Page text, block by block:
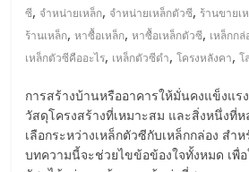
ไทย,
SMEs,
แฟ
ซี, จำหน่ายเหล็ก, จำหน่ายเหล็กตัวซี, ร้านขายเ
ร้านเหล็ก,หาซื้อเหล็ก,หาซื้อเหล็กตัวซี, เหล็กกล่
เหล็กตัวซีคืออะไร, เหล็กตัวซีดำ,โครงหลังคา,โ
การสร้างบ้านหรืออาคารให้มั่นคงแข็งแร
วัสดุโครงสร้างที่เหมาะสม และสิ่งหนึ่งที่
เลือกระหว่างเหล็กตัวซีกับเหล็กกล่อง สำ
บทความนี้จะช่วยไขข้อข้องใจทั้งหมด เพื่